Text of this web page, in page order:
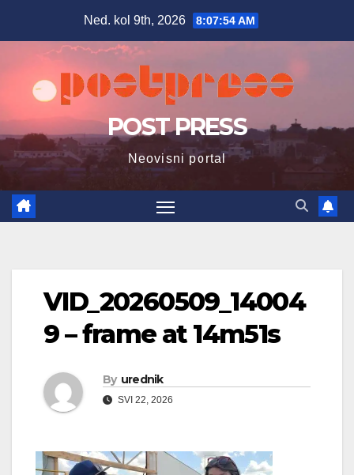
Ned. kol 9th, 2026 8:07:55 AM
POST PRESS
Neovisni portal
VID_20260509_14004
9 – frame at 14m51s
By urednik
SVI 22, 2026